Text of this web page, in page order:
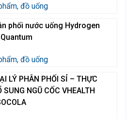
đồ uống
phối nước uống Hydrogen
đồ uống
LÝ PHÂN PHỐI SỈ – THỰC
SUNG NGŨ CỐC VHEALTH